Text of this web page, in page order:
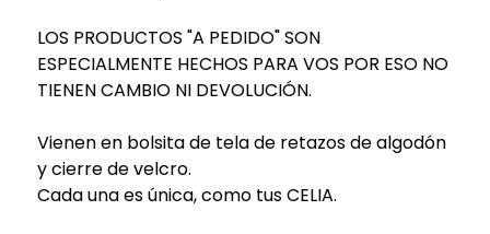
LOS PRODUCTOS "A PEDIDO" SON
ESPECIALMENTE HECHOS PARA VOS POR ESO NO
TIENEN CAMBIO NI DEVOLUCIÓN.
Vienen en bolsita de tela de retazos de algodón
y cierre de velcro.
Cada una es única, como tus CELIA.